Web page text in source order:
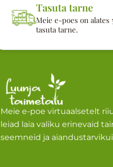
Tasuta tarne
Meie e-poes on alates
tasuta tarne.
Meie e-poe virtuaalsetelt
leiad laia valiku erinevaid
seemneid ja